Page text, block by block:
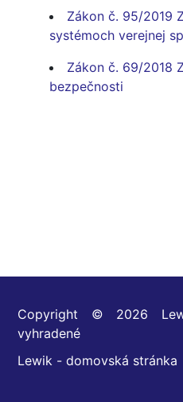
Zákon č. 95/2019
systémoch verejnej
Zákon č. 69/2018
bezpečnosti
Copyright © 2026
vyhradené
Lewik - domovská stránka